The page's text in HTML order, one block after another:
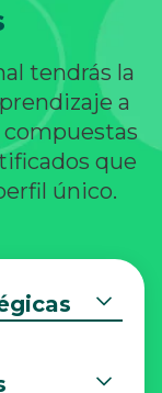
tendrás la
a
compuestas
que
único.